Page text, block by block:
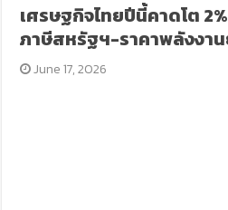
เศรษฐกิจไทยปีนี้คาดโต
ภาษีสหรัฐฯ-ราคาพลังงา
June 17, 2026